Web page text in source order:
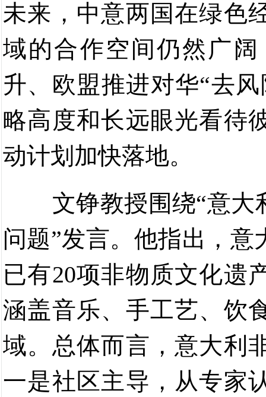
未来，中意两国在绿色
域的合作空间仍然广
升、欧盟推进对华“去
略高度和长远眼光看待
动计划加快落地。
文铮教授围绕“意大
问题”发言。他指出，意
已有20项非物质文化遗
涵盖音乐、手工艺、饮
域。 总体而言，意大利
一是社区主导 ， 从专家